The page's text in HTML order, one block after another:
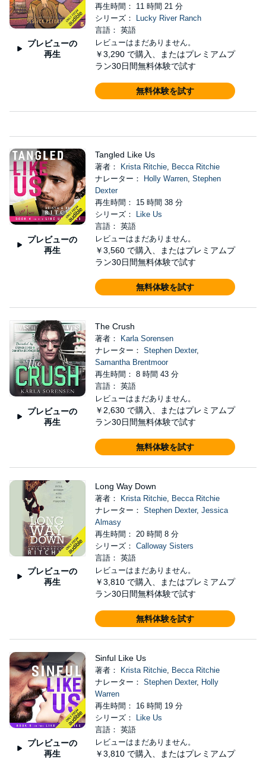
プレビューの
再生
再生時間： 11 時間 21 分
シリーズ：
Lucky River Ranch
言語： 英語
レビューはまだありません。
￥3,290 で購入、またはプレミアムプ
ラン30日間無料体験で試す
無料体験を試す
プレビューの
再生
Tangled Like Us
著者： Krista Ritchie, Becca Ritchie
ナレーター：
Holly Warren, Stephen
Dexter
再生時間： 15 時間 38 分
シリーズ：
Like Us
言語： 英語
レビューはまだありません。
￥3,560 で購入、またはプレミアムプ
ラン30日間無料体験で試す
無料体験を試す
プレビューの
再生
The Crush
著者：
Karla Sorensen
ナレーター： Stephen Dexter,
Samantha Brentmoor
再生時間： 8 時間 43 分
言語： 英語
レビューはまだありません。
￥2,630 で購入、またはプレミアムプ
ラン30日間無料体験で試す
無料体験を試す
プレビューの
再生
Long Way Down
著者： Krista Ritchie, Becca Ritchie
ナレーター： Stephen Dexter, Jessica
Almasy
再生時間： 20 時間 8 分
シリーズ： Calloway Sisters
言語： 英語
レビューはまだありません。
￥3,810 で購入、またはプレミアムプ
ラン30日間無料体験で試す
無料体験を試す
プレビューの
再生
Sinful Like Us
著者： Krista Ritchie, Becca Ritchie
ナレーター： Stephen Dexter, Holly
Warren
再生時間： 16 時間 19 分
シリーズ：
Like Us
言語： 英語
レビューはまだありません。
￥3,810 で購入、またはプレミアムプ